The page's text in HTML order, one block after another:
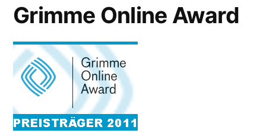
Grimme Online Award